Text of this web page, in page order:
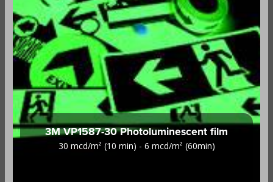
3M VP1587-30 Photoluminescent film
30 mcd/m² (10 min) - 6 mcd/m² (60min)